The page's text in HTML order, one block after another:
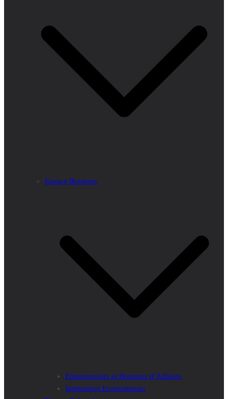
Espace Business
Entrepreneurs et Hommes d’Affaires
Institutions Economiques